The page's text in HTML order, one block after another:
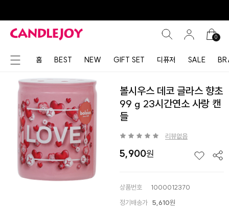
0
홈 BEST NEW GIFT SET 디퓨저 SALE
볼시우스 데코 글라스 향초
99 g 23시간연소 사랑 캔
들
리뷰없음
5,900
상품번호
1000012370
정기배송가 5,610원